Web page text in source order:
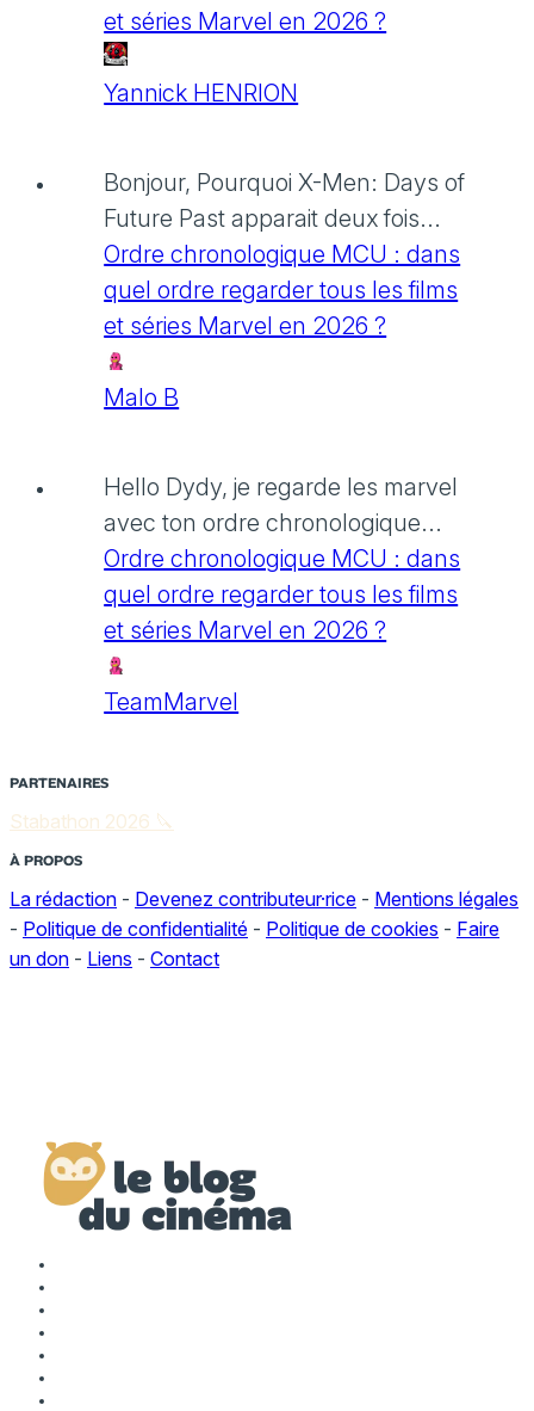
et séries Marvel en 2026 ?
Yannick HENRION
Bonjour, Pourquoi X-Men: Days of
Future Past apparait deux fois...
Ordre chronologique MCU : dans
quel ordre regarder tous les films
et séries Marvel en 2026 ?
Malo B
Hello Dydy, je regarde les marvel
avec ton ordre chronologique...
Ordre chronologique MCU : dans
quel ordre regarder tous les films
et séries Marvel en 2026 ?
TeamMarvel
PARTENAIRES
Stabathon 2026 🔪
À PROPOS
La rédaction - Devenez contributeur·rice - Mentions légales
- Politique de confidentialité - Politique de cookies - Faire
un don - Liens - Contact